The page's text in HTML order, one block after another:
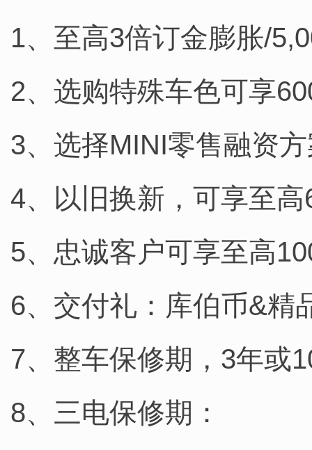
1、至高3倍订金膨胀/
2、选购特殊车色可享
3、选择MINI零售融资
4、以旧换新，可享至
5、忠诚客户可享至高
6、交付礼：库伯币&精
7、整车保修期，3年或
8、三电保修期：